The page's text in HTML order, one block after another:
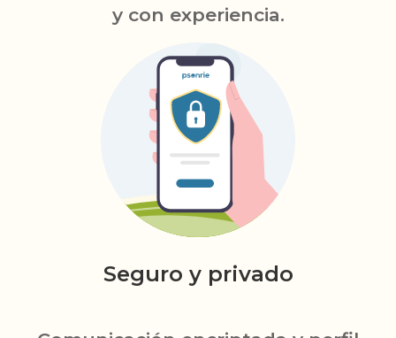
y con experiencia.
Seguro y privado